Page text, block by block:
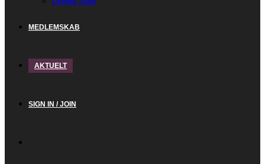
MEDLEMSKAB
AKTUELT
SIGN IN / JOIN